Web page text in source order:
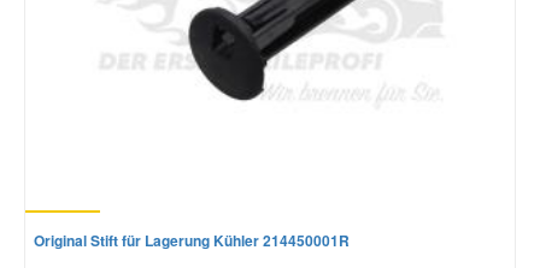
Original Stift für Lagerung Kühler 214450001R
Mini Ersatzteile